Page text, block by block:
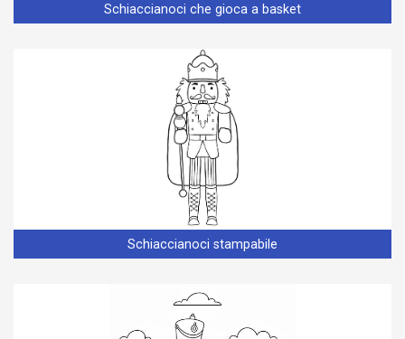
Schiaccianoci che gioca a basket
Schiaccianoci stampabile